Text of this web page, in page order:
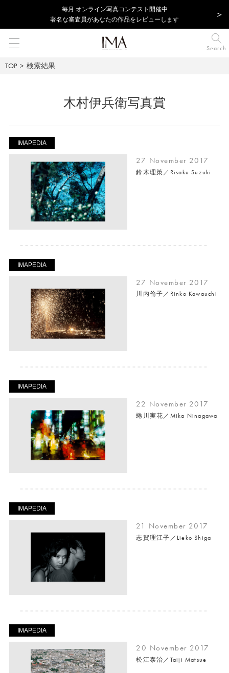
毎⽉ オンライン写真コンテスト開催中
著名な審査員があなたの作品をレビューします
Search
TOP 検索結果
木村伊兵衛写真賞
IMAPEDIA
27 November 2017
鈴木理策／Risaku Suzuki
IMAPEDIA
27 November 2017
川内倫子／Rinko Kawauchi
IMAPEDIA
22 November 2017
蜷川実花／Mika Ninagawa
IMAPEDIA
21 November 2017
志賀理江子／Lieko Shiga
IMAPEDIA
20 November 2017
松江泰治／Taiji Matsue